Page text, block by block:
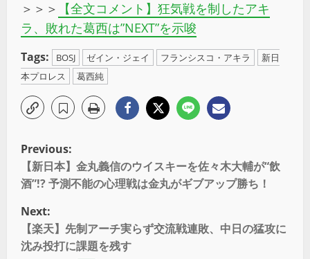
＞＞＞
【全文コメント】狂気戦を制したアキ
ラ、敗れた葛西は”NEXT”を示唆
Tags: BOSJ ゼイン・ジェイ フランシスコ・アキラ
新日
本プロレス
葛西純
Previous:
【新日本】金丸義信のウイスキーを佐々木大輔が“飲
酒”!? 予測不能の心理戦は金丸がギブアップ勝ち！
Next:
【楽天】先制アーチ実らず交流戦連敗、中日の猛攻に
沈み投打に課題を残す